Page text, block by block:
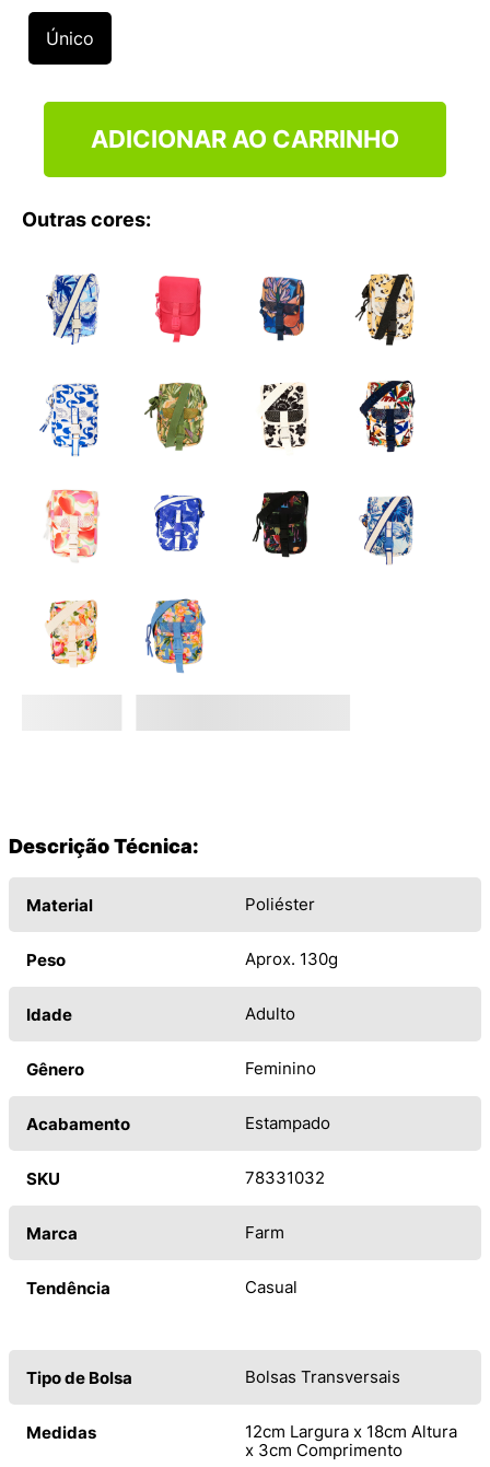
Único
ADICIONAR AO CARRINHO
Outras cores:
Descrição Técnica:
Material Poliéster
Peso Aprox. 130g
Idade Adulto
Gênero Feminino
Acabamento Estampado
SKU 78331032
Marca Farm
Tendência Casual
Tipo de Bolsa Bolsas Transversais
Medidas
12cm Largura x 18cm Altura
x 3cm Comprimento
9º
NEW 530
10º VANS TÊNIS VANS ULTRARANGE